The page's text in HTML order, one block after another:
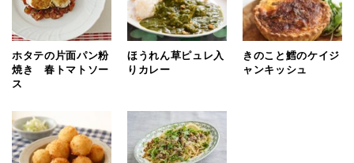
ホタテの片面パン粉
焼き 春トマトソー
ス
ほうれん草ピュレ入
りカレー
きのこと鱈のケイジ
ャンキッシュ